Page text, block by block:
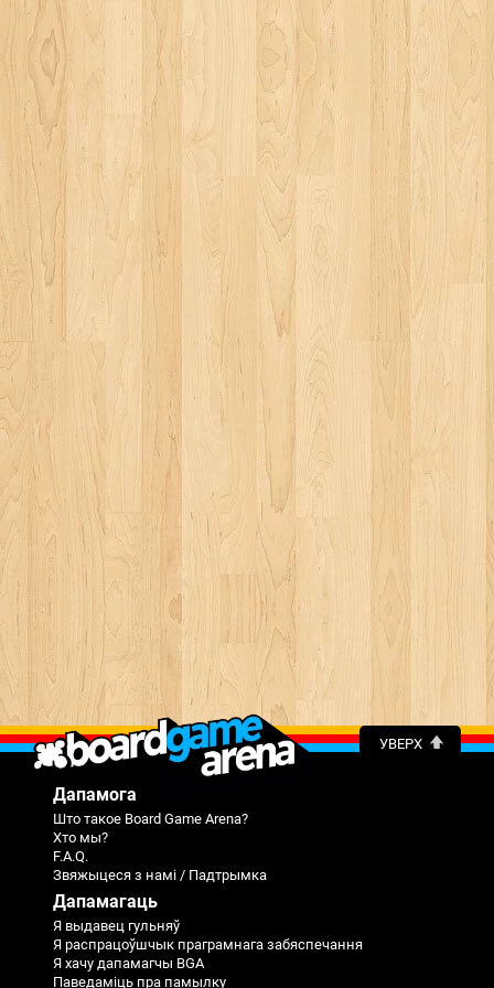
УВЕРХ
Дапамога
Што такое Board Game Arena?
Хто мы?
F.A.Q.
Звяжыцеся з намі / Падтрымка
Дапамагаць
Я выдавец гульняў
Я распрацоўшчык праграмнага забяспечання
Я хачу дапамагчы BGA
Паведаміць пра памылку